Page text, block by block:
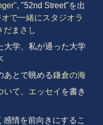
, "52nd Street"を出
オで一緒にスタジオラ
だまさし
大学、私が通った大学
あとで眺める鎌倉の海
いて エッセイ を書き
情を前向きにするこ